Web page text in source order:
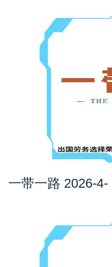
一带一路 2026-4-